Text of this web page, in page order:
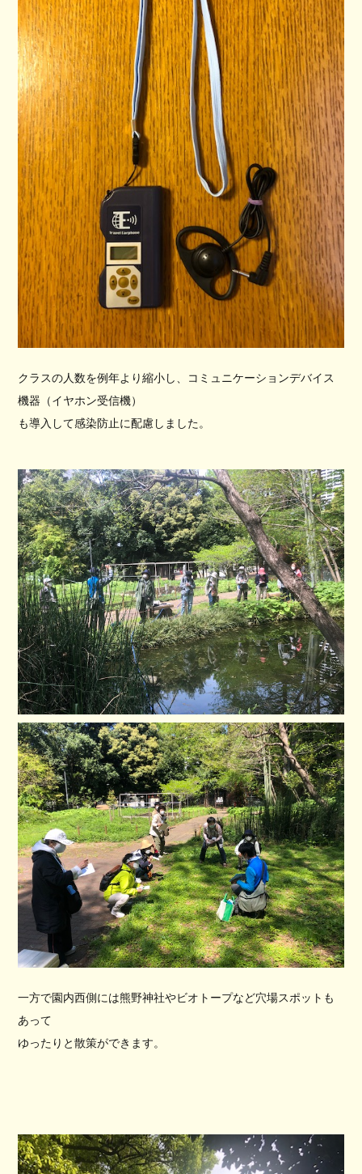
クラスの人数を例年より縮小し、コミュニケーションデバイス
機器（イヤホン受信機）
も導入して感染防止に配慮しました。
一方で園内西側には熊野神社やビオトープなど穴場スポットも
あって
ゆったりと散策ができます。